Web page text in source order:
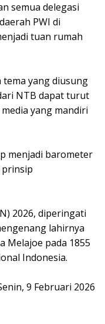
semua delegasi
PWI di
tuan rumah
tema yang diusung
NTB dapat turut
yang mandiri
menjadi barometer
prinsip
2026, diperingati
lahirnya
Melajoe pada 1855
Indonesia.
9 Februari 2026